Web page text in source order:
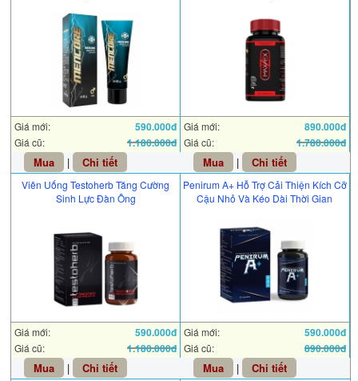
Giá mới: 590.000đ
Giá cũ: 1.180.000đ
Mua | Chi tiết
Giá mới: 890.000đ
Giá cũ: 1.780.000đ
Mua | Chi tiết
Viên Uống Testoherb Tăng Cường
Sinh Lực Đàn Ông
Giá mới: 590.000đ
Giá cũ: 1.180.000đ
Mua | Chi tiết
Penirum A+ Hỗ Trợ Cải Thiện Kích Cỡ
Cậu Nhỏ Và Kéo Dài Thời Gian
Giá mới: 590.000đ
Giá cũ: 890.000đ
Mua | Chi tiết